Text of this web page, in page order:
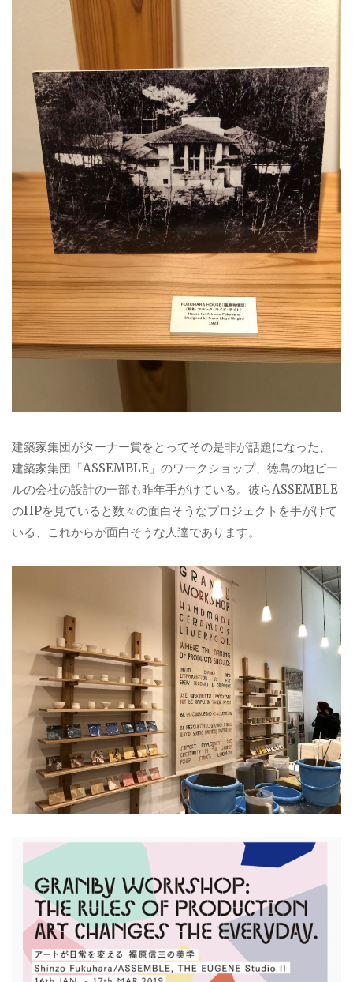
建築家集団がターナー賞をとってその是非が話題になった、
建築家集団「ASSEMBLE」のワークショップ、徳島の地ビー
ルの会社の設計の一部も昨年手がけている。彼らASSEMBLE
のHPを見ていると数々の面白そうなプロジェクトを手がけて
いる、これからが面白そうな人達であります。